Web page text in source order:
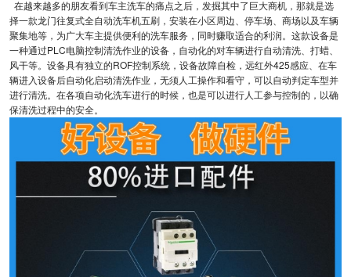
在越来越多的朋友看到车主洗车的痛点之后，发掘其中了巨大商机，那就是选
择一款龙门往复式全自动洗车机五刷，安装在小区周边、停车场、商场以及车辆
聚集地等，为广大车主提供便利的洗车服务，同时赚取适合的利润。这款设备是
一种通过PLC电脑控制清洗作业的设备，自动化的对车辆进行自动清洗、打蜡、
风干等。设备具有独立的ROF控制系统，设备故障自检，远红外425感应、在车
辆进入设备后自动化启动清洗作业，无须人工操作和看守，可以自动判定车型并
进行清洗。在各项自动化洗车进行的时候，也是可以进行人工参与控制的，以确
保清洗过程中的安全。